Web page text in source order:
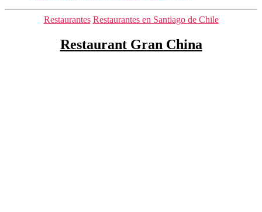
Categorías
Restaurantes Restaurantes en Santiago de Chile
Restaurant Gran China